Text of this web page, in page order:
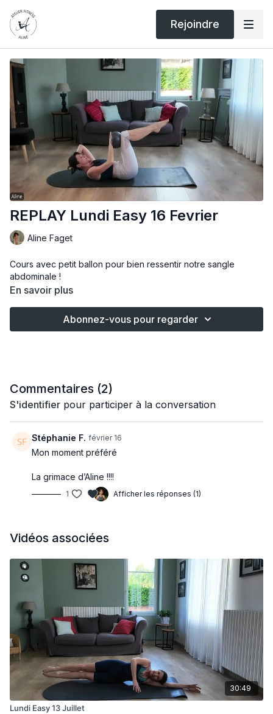
Rejoindre
REPLAY Lundi Easy 16 Fevrier
Aline Faget
Cours avec petit ballon pour bien ressentir notre sangle
abdominale !
En savoir plus
Abonnez-vous pour regarder
Commentaires (2)
S'identifier pour participer à la conversation
Stéphanie F. février 16
Mon moment préféré
La grimace d’Aline !!!!
1 Afficher les réponses (1)
Vidéos associées
30:49
Lundi Easy 13 Juillet